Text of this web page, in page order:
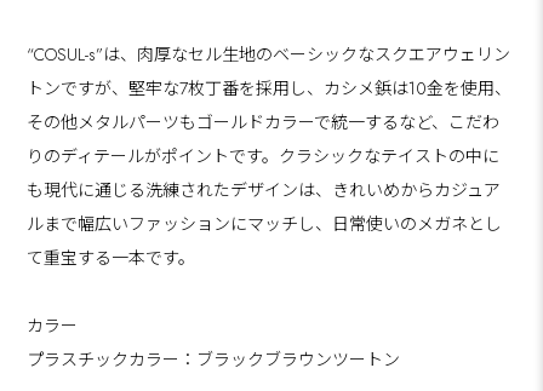
“COSUL-s”は、肉厚なセル生地のベーシックなスクエアウェリン
トンですが、堅牢な7枚丁番を採用し、カシメ鋲は10金を使用、
その他メタルパーツもゴールドカラーで統一するなど、こだわ
りのディテールがポイントです。クラシックなテイストの中に
も現代に通じる洗練されたデザインは、きれいめからカジュア
ルまで幅広いファッションにマッチし、日常使いのメガネとし
て重宝する一本です。
カラー
プラスチックカラー：ブラックブラウンツートン